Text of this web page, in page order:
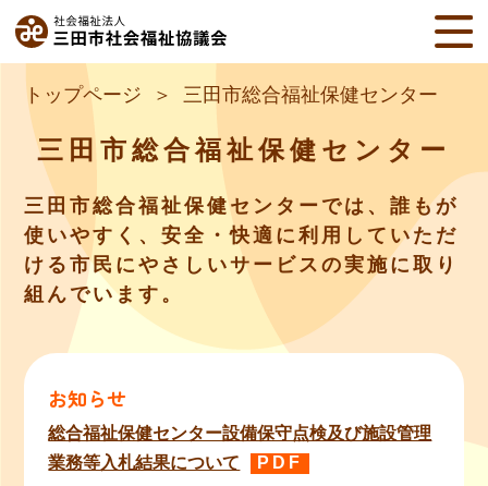
トップページ 三田市総合福祉保健センター
三田市総合福祉保健センター
三田市総合福祉保健センターでは、誰もが
使いやすく、安全・快適に利用していただ
ける市民にやさしいサービスの実施に取り
組んでいます。
お知らせ
総合福祉保健センター設備保守点検及び施設管理
業務等入札結果について
PDF